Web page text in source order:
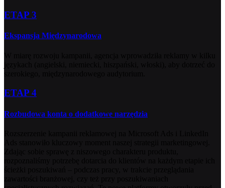
ETAP 3
Ekspansja Międzynarodowa
ETAP 4
Rozbudowa konta o dodatkowe narzędzia